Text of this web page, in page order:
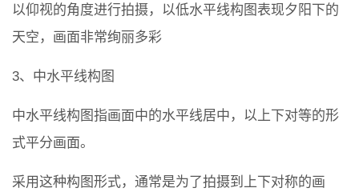
以仰视的角度进行拍摄，以低水平线构图表现夕阳下的
天空，画面非常绚丽多彩
3、中水平线构图
中水平线构图指画面中的水平线居中，以上下对等的形
式平分画面。
采用这种构图形式，通常是为了拍摄到上下对称的画